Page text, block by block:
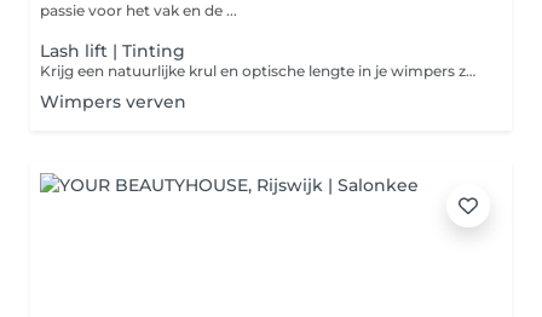
passie voor het vak en de ...
Lash lift | Tinting
Krijg een natuurlijke krul en optische lengte in je wimpers zonder extensions. De wimpers worden gelift, verzorgd en geverfd voor perfect gekrulde en donkere wimpers die wekenlang mooi blijven.
Wimpers verven